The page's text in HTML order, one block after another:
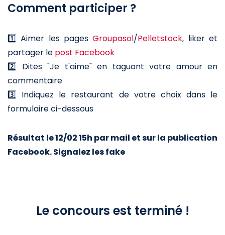
Comment participer ?
1️⃣ Aimer les pagesGroupasol/Pelletstock, liker et
partager le post Facebook
2️⃣ Dites "Je t'aime" en taguant votre amour en
commentaire
3️⃣ Indiquez le restaurant de votre choix dans le
formulaire ci-dessous
Résultat le 12/02 15h par mail et sur la publication
Facebook. Signalez les fake
Le concours est terminé !